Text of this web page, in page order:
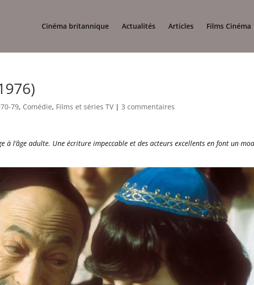
Cinéma britannique Actualités Articles Films Cinéma
79, Comédie, Films et séries TV|3 commentaires
à l’âge adulte. Une écriture impeccable et des acteurs excellents en font un